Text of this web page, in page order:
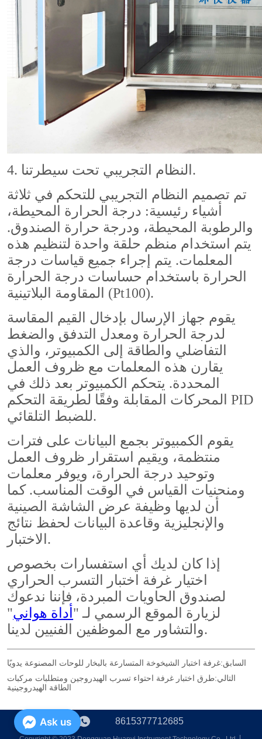
السابق:غرفة اختبار الشيخوخة المتسارعة بالبخار للوحات المصنوعة يدويًا
التالي:طرق اختبار غرفة احتواء تسرب الهيدروجين ومتطلبات مركبات
الطاقة الهيدروجينية
8615377712685
Ask us